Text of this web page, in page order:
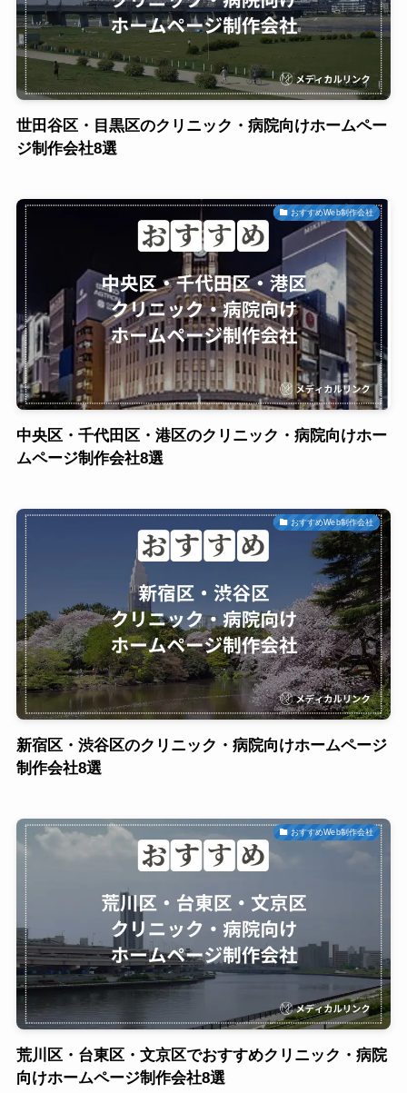
世田谷区・目黒区のクリニック・病院向けホームペー
ジ制作会社8選
おすすめWeb制作会社
中央区・千代田区・港区のクリニック・病院向けホー
ムページ制作会社8選
おすすめWeb制作会社
新宿区・渋谷区のクリニック・病院向けホームページ
制作会社8選
おすすめWeb制作会社
荒川区・台東区・文京区でおすすめクリニック・病院
向けホームページ制作会社8選